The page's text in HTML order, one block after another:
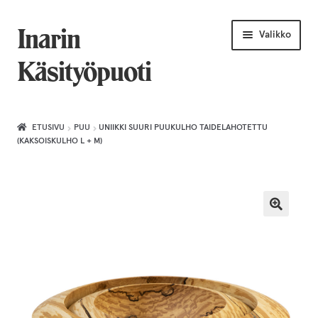
Siirry
navigointiin
Siirry
sisältöön
Inarin
Käsityöpuoti
Valikko
Uniikkiviikko
valikko
Puusepäntuotteet
ETUSIVU PUU
UNIIKKI SUURI PUUKULHO TAIDELAHOTETTU
(KAKSOISKULHO L + M)